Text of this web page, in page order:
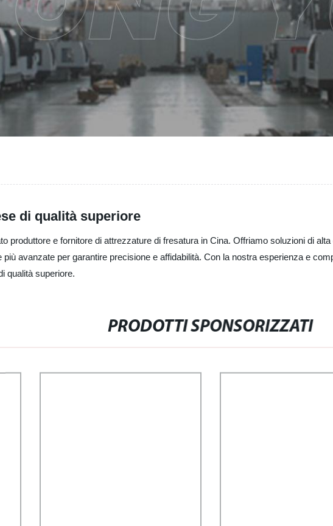
di qualità superiore
produttore e fornitore di attrezzature di fresatura in Cina. Offriamo soluzioni di
avanzate per garantire precisione e affidabilità. Con la nostra esperienza e
qualità superiore.
PRODOTTI SPONSORIZZATI